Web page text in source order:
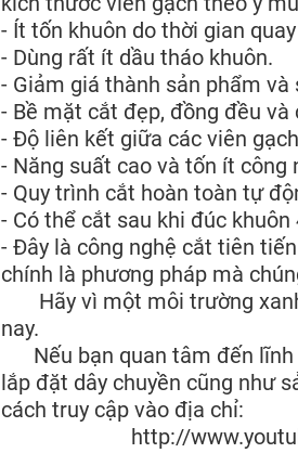
- Ít tốn khuôn do thời gian
- Dùng rất ít dầu tháo khuôn.
- Giảm giá thành sản phẩm và
- Bề mặt cắt đẹp, đồng đều
- Độ liên kết giữa các viên
- Năng suất cao và tốn ít công
- Quy trình cắt hoàn toàn tự
- Có thể cắt sau khi đúc khuôn
- Đây là công nghệ cắt tiên
chính là phương pháp mà
Hãy vì một môi trường xanh
nay.
Nếu bạn quan tâm đến lĩnh
lắp đặt dây chuyền cũng như
cách truy cập vào địa chỉ:
http://